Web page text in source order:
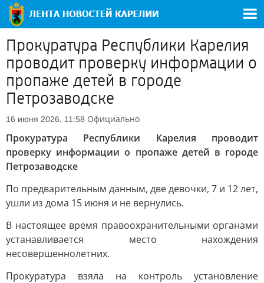
Прокуратура Республики Карелия
проводит проверку информации о
пропаже детей в городе
Петрозаводске
16 июня 2026, 11:58 Официально
Прокуратура Республики Карелия проводит
проверку информации о пропаже детей в городе
Петрозаводске
По предварительным данным, две девочки, 7 и 12 лет,
ушли из дома 15 июня и не вернулись.
В настоящее время правоохранительными органами
устанавливается место нахождения
несовершеннолетних.
Прокуратура взяла на контроль установление